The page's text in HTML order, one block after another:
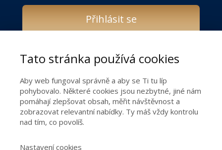
Přihlásit se
programme THE SECRET TO A HAPPY
RELATIONSHIP?
Get the keys to a happy relationship!
Tato stránka používá cookies
Aby web fungoval správně a aby se Ti tu líp
pohybovalo. Některé cookies jsou nezbytné, jiné nám
pomáhají zlepšovat obsah, měřit návštěvnost a
zobrazovat relevantní nabídky. Ty máš vždy kontrolu
nad tím, co povolíš.
Nastavení cookies